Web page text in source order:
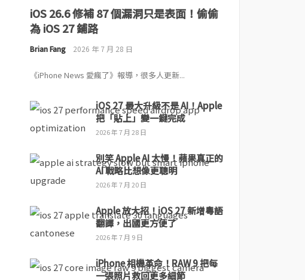
iOS 26.6 修補 87 個漏洞只是表面！偷偷
為 iOS 27 鋪路
Brian Fang 2026 年 7 月 28 日
《iPhone News 愛瘋了》報導，很多人更新...
iOS 27 最大升級不是 AI！Apple
把「貼上」變一鍵完成
2026 年 7 月 28 日
別笑 Apple AI 太慢！蘋果真正的
AI 戰略比想像更聰明
2026 年 7 月 20 日
Apple 放大招！iOS 27 新增粵語
翻譯，出國更方便了
2026 年 7 月 9 日
iPhone 相機革命！RAW 9 把每
一張照片救回更多細節